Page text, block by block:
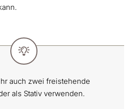
auch zwei freistehende
als Stativ verwenden.